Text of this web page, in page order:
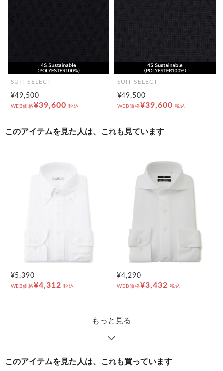
SUIT SELECT
¥49,500
WEB価格¥39,600 税込
SUIT SELECT
¥49,500
WEB価格¥39,600 税込
前の画像
このアイテムを見た人は、これも見ています
¥5,390
WEB価格¥4,312 税込
¥4,290
WEB価格¥3,432 税込
もっと見る
このアイテムを見た人は、これも買っています